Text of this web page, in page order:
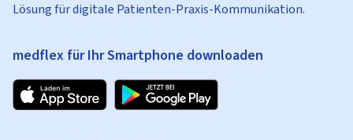
Lösung für digitale Patienten-Praxis-Kommunikation.
medflex für Ihr Smartphone downloaden